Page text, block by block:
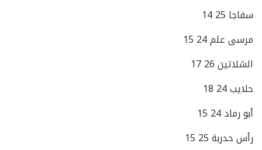
سفاجا 25 14
مرسى علم 24 15
الشلاتين 26 17
حلايب 24 18
أبو رماد 24 15
رأس حدربة 25 15